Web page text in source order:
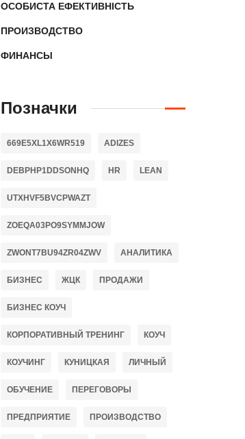
ОСОБИСТА ЕФЕКТИВНІСТЬ
ПРОИЗВОДСТВО
ФИНАНСЫ
Позначки
669E5XL1X6WR519 ADIZES
DEBPHP1DDSONHQ HR LEAN
UTXHVF5BVCPWAZT
ZOEQA03PO9SYMMJOW
ZWONT7BU94ZR04ZWV АНАЛИТИКА
БИЗНЕС ЖЦК ПРОДАЖИ
БИЗНЕС КОУЧ
КОРПОРАТИВНЫЙ ТРЕНИНГ КОУЧ
КОУЧИНГ КУНИЦКАЯ ЛИЧНЫЙ
ОБУЧЕНИЕ ПЕРЕГОВОРЫ
ПРЕДПРИЯТИЕ ПРОИЗВОДСТВО